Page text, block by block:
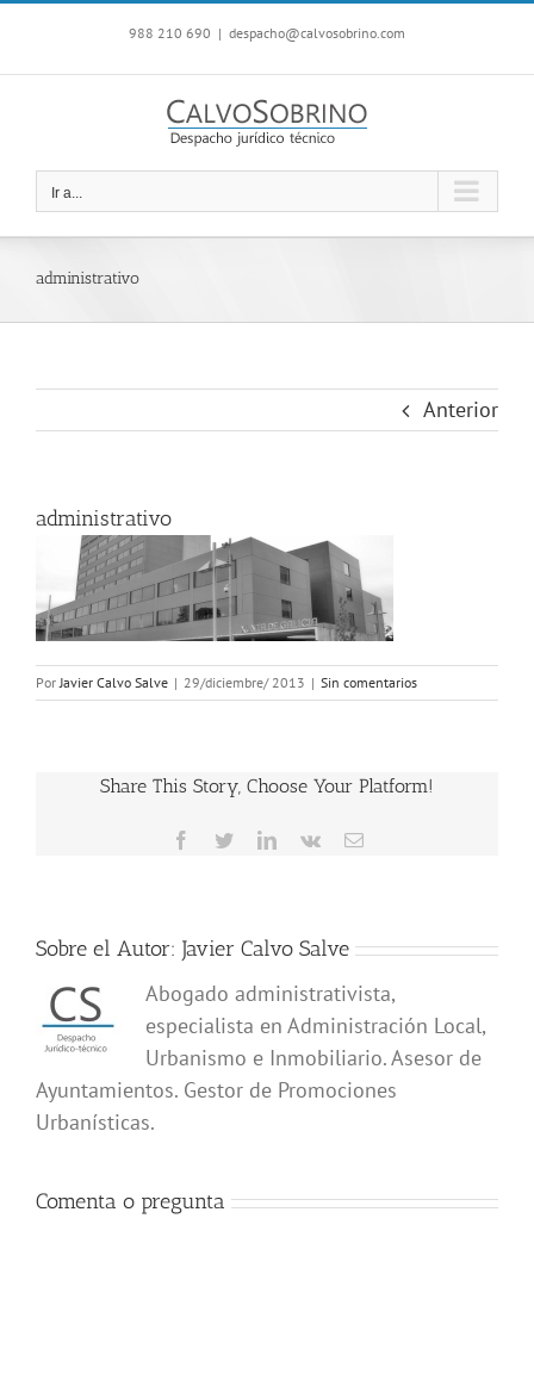
contenido
988 210 690 | despacho@calvosobrino.com
Ir a...
administrativo
Anterior
administrativo
PorJavier Calvo Salve | 29/diciembre/ 2013 | Sin comentarios
Share This Story, Choose Your Platform!
Facebook
TwitterLinkedIn
Vk
Correo
Sobre el Autor: Javier Calvo Salve
Abogado administrativista,
especialista en Administración Local,
Urbanismo e Inmobiliario. Asesor de
Ayuntamientos. Gestor de Promociones
Urbanísticas.
Comenta o pregunta